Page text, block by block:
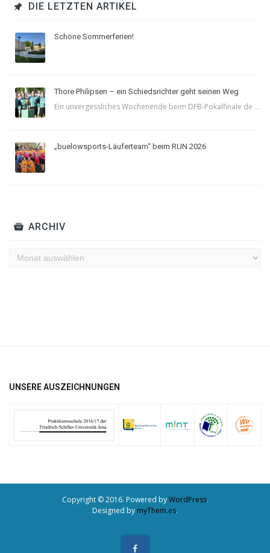
DIE LETZTEN ARTIKEL
Schöne Sommerferien!
Thore Philipsen – ein Schiedsrichter geht seinen Weg
Ein unvergessliches Wochenende beim DFB-Pokalfinale de ...
„buelowsports-Läuferteam“ beim RUN 2026
ARCHIV
Archiv
UNSERE AUSZEICHNUNGEN
Copyright © 2016. Powered byWordPress.
Designed by myThem.es.